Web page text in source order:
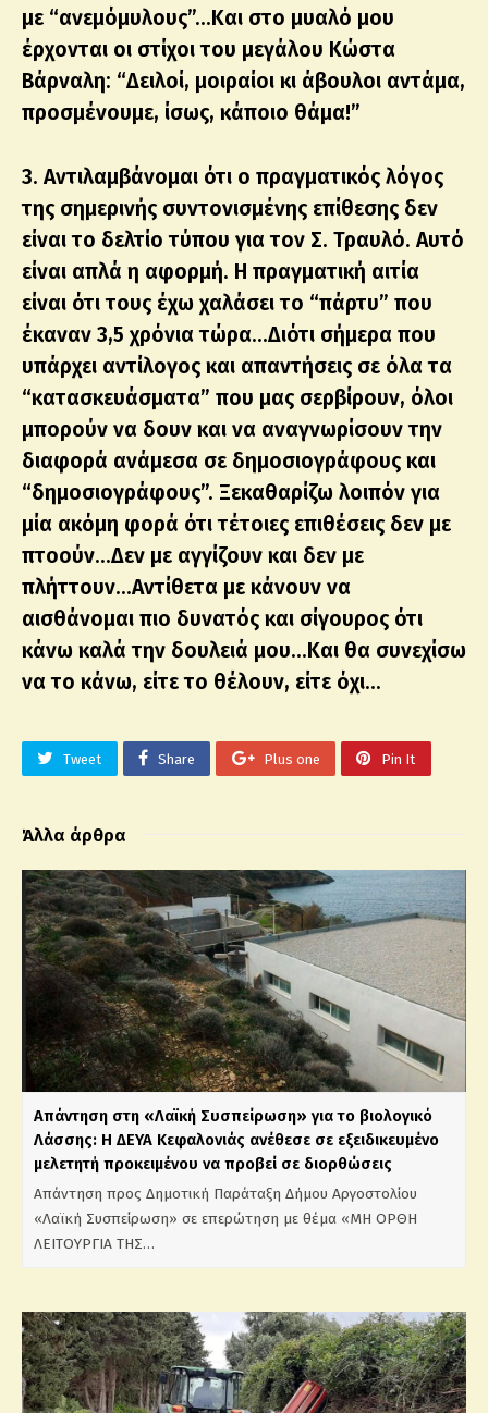
με “ανεμόμυλους”…Και στο μυαλό μου
έρχονται οι στίχοι του μεγάλου Κώστα
Βάρναλη: “Δειλοί, μοιραίοι κι άβουλοι αντάμα,
προσμένουμε, ίσως, κάποιο θάμα!”
3. Αντιλαμβάνομαι ότι ο πραγματικός λόγος
της σημερινής συντονισμένης επίθεσης δεν
είναι το δελτίο τύπου για τον Σ. Τραυλό. Αυτό
είναι απλά η αφορμή. Η πραγματική αιτία
είναι ότι τους έχω χαλάσει το “πάρτυ” που
έκαναν 3,5 χρόνια τώρα…Διότι σήμερα που
υπάρχει αντίλογος και απαντήσεις σε όλα τα
“κατασκευάσματα” που μας σερβίρουν, όλοι
μπορούν να δουν και να αναγνωρίσουν την
διαφορά ανάμεσα σε δημοσιογράφους και
“δημοσιογράφους”. Ξεκαθαρίζω λοιπόν για
μία ακόμη φορά ότι τέτοιες επιθέσεις δεν με
πτοούν…Δεν με αγγίζουν και δεν με
πλήττουν…Αντίθετα με κάνουν να
αισθάνομαι πιο δυνατός και σίγουρος ότι
κάνω καλά την δουλειά μου…Και θα συνεχίσω
να το κάνω, είτε το θέλουν, είτε όχι…
Tweet Share Plus one Pin It
Άλλα άρθρα
Απάντηση στη «Λαϊκή Συσπείρωση» για το βιολογικό
Λάσσης: Η ΔΕΥΑ Κεφαλονιάς ανέθεσε σε εξειδικευμένο
μελετητή προκειμένου να προβεί σε διορθώσεις
Απάντηση προς Δημοτική Παράταξη Δήμου Αργοστολίου
«Λαϊκή Συσπείρωση» σε επερώτηση με θέμα «ΜΗ ΟΡΘΗ
ΛΕΙΤΟΥΡΓΙΑ ΤΗΣ…